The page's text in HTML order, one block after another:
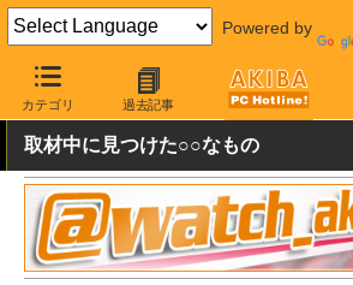
Powered by
カテゴリ 過去記事
AKIBA PC Hotline! モバイル メディアプ
取材中に見つけた○○なもの